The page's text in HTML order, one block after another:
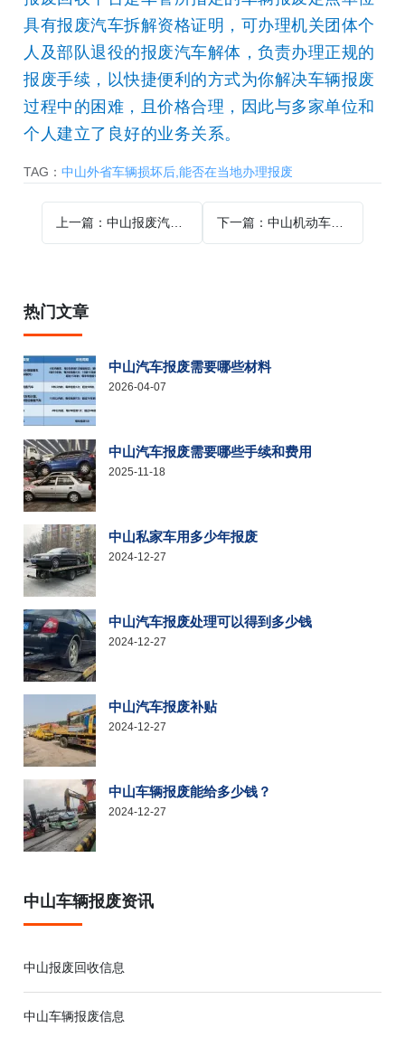
具有报废汽车拆解资格证明，可办理机关团体个
人及部队退役的报废汽车解体，负责办理正规的
报废手续，以快捷便利的方式为你解决车辆报废
过程中的困难，且价格合理，因此与多家单位和
个人建立了良好的业务关系。
TAG：中山外省车辆损坏后,能否在当地办理报废
热门文章
中山汽车报废需要哪些材料
2026-04-07
中山汽车报废需要哪些手续和费用
2025-11-18
中山私家车用多少年报废
2024-12-27
中山汽车报废处理可以得到多少钱
2024-12-27
中山汽车报废补贴
2024-12-27
中山车辆报废能给多少钱？
2024-12-27
中山车辆报废资讯
中山报废回收信息
中山车辆报废信息